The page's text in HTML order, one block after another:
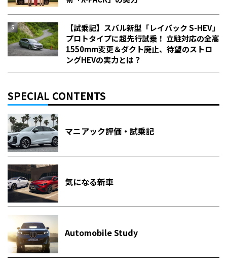
【試乗記】スバル新型「レイバック S-HEV」
プロトタイプに超先行試乗！ 立駐対応の全高
1550mm変更＆ダクト廃止、待望のストロ
ングHEVの実力とは？
SPECIAL CONTENTS
マニアック評価・試乗記
気になる新車
Automobile Study